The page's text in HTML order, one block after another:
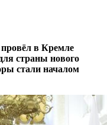
в Кремле
страны нового
стали началом